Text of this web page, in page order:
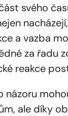
svého
a vazba
za řadu
reakce
názoru
ale díky